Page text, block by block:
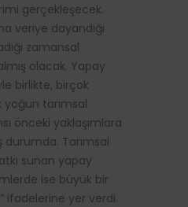
gerçekleşecek.
veriye dayandığı
zamansal
olacak. Yapay
birlikte, birçok
yoğun tarımsal
önceki yaklaşımlara
durumda. Tarımsal
sunan yapay
ise büyük bir
ifadelerine yer verdi.